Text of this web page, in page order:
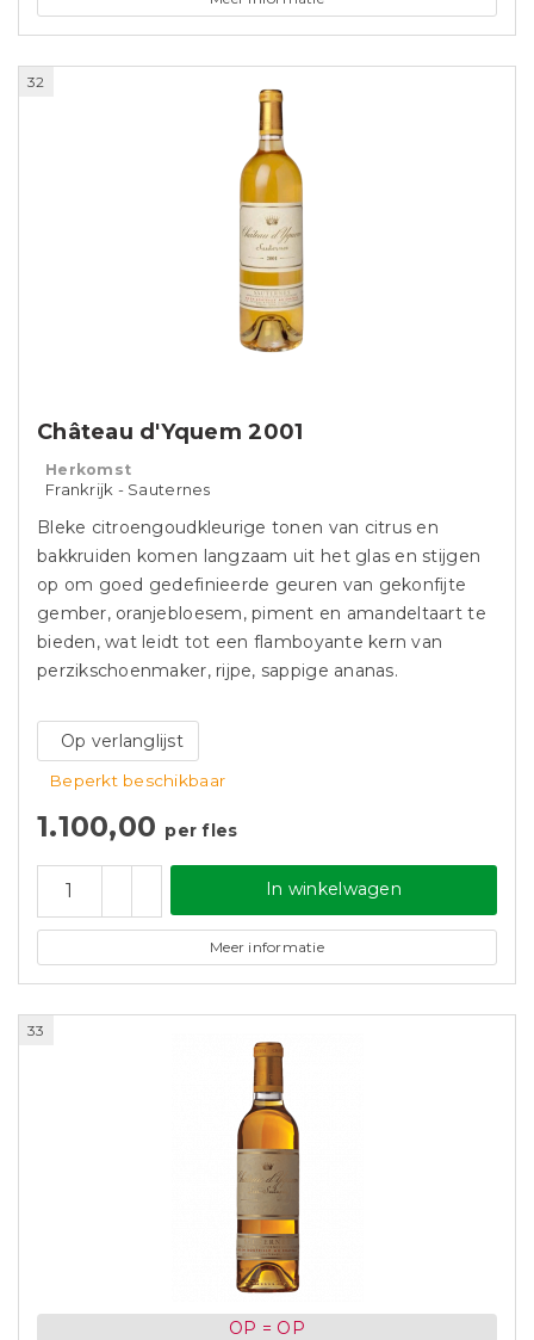
32
Château d'Yquem 2001
Herkomst
Frankrijk - Sauternes
Bleke citroengoudkleurige tonen van citrus en
bakkruiden komen langzaam uit het glas en stijgen
op om goed gedefinieerde geuren van gekonfijte
gember, oranjebloesem, piment en amandeltaart te
bieden, wat leidt tot een flamboyante kern van
perzikschoenmaker, rijpe, sappige ananas.
Op verlanglijst
Beperkt beschikbaar
1.100,00 per fles
In winkelwagen
Meer informatie
33
OP = OP